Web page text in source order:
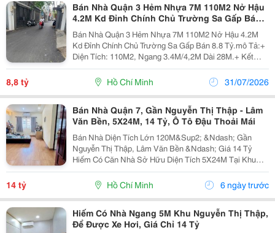
Bán Nhà Quận 3 Hẻm Nhựa 7M 110M2 Nở Hậu
4.2M Kd Đỉnh Chính Chủ Trường Sa Gấp Bán
8.8 Tỷ.
Bán Nhà Quận 3 Hẻm Nhựa 7M 110M2 Nở Hậu 4.2M
Kd Đỉnh Chính Chủ Trường Sa Gấp Bán 8.8 Tỷ.mô Tả:+
Diện Tích: 110M2, Ngang 3.4M/4,2M Dài 28M.+ Kết
Cấu:+ Nhà C4 Chính Chủ Mấy Chục Năm, Chủ Nhà
Thiện Chí Bán Nhanh Để Về Ở Với Con Cháu.mô Tả:+
Vị Trí Ngay...
8,8 tỷ Hồ Chí Minh 31/07/2026
Bán Nhà Quận 7, Gần Nguyễn Thị Thập - Lâm
Văn Bền, 5X24M, 14 Tỷ, Ô Tô Đậu Thoải Mái
Bán Nhà Diện Tích Lớn 120M&Sup2; &Ndash; Gần
Nguyễn Thị Thập, Lâm Văn Bền &Ndash; Giá 14 Tỷ
Hiếm Có Căn Nhà Sở Hữu Diện Tích 5X24M Tại Khu
Vực Trung Tâm Quận 7, Không Gian Rộng Rãi, Phù Hợp
Cho Gia Đình Nhiều Thế Hệ Hoặc Khách Hàng Cần Diện
14 tỷ Hồ Chí Minh 6 ngày trước
Hiếm Có Nhà Ngang 5M Khu Nguyễn Thị Thập,
Để Được Xe Hơi, Giá Chỉ 14 Tỷ